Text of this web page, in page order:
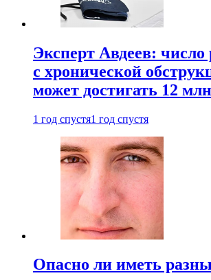
Эксперт Авдеев: число
с хронической
может достигать 12 млн
1 год спустя1 год спустя
Опасно ли иметь